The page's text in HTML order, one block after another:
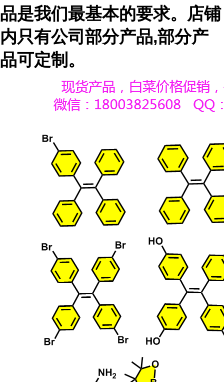
品是我们最基本的要求。店铺
内只有公司部分产品,部分产
品可定制。